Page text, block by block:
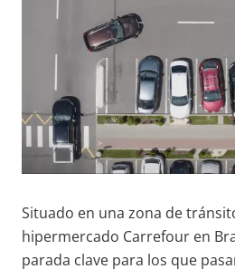
Situado en una zona de
hipermercado Carrefour en
parada clave para los que